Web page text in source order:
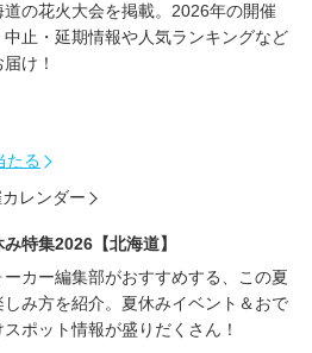
道の花火大会を掲載。2026年の開催
中止・延期情報や人気ランキングなど
け！
たる
レンダー
特集2026【北海道】
ーカー編集部がおすすめする、この夏
しみ方を紹介。夏休みイベント＆おで
スポット情報が盛りだくさん！